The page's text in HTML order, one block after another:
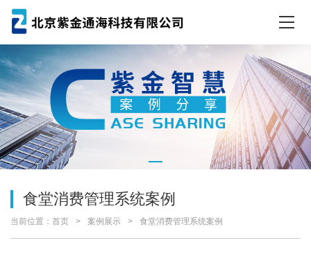
食堂消费管理系统案例
当前位置： 首页 案例展示 食堂消费管理系统案例